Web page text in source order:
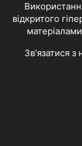
відкритого
Зв'язатися з